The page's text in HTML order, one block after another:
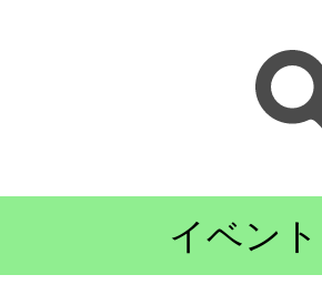
イベント